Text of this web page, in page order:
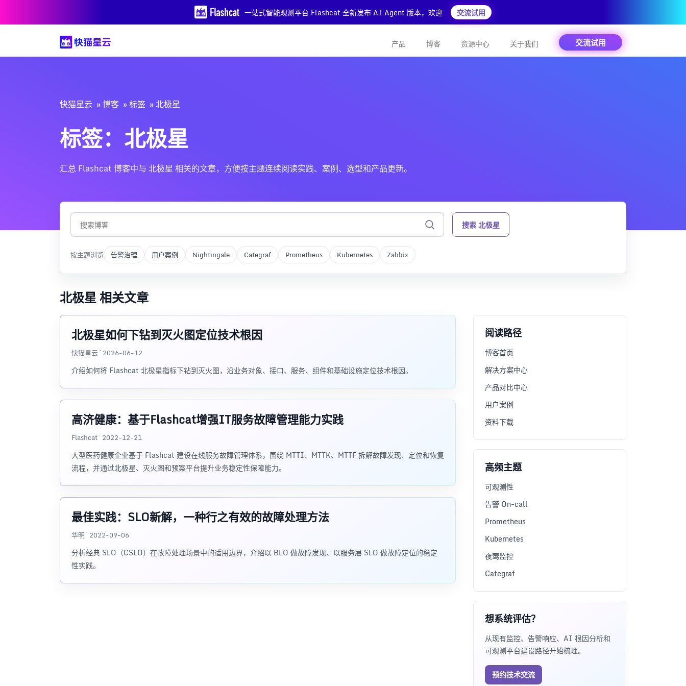
一站式智能观测平台 Flashcat 全新发布 AI Agent 版本，欢迎 交流试用
产品 博客 资源中心 关于我们 交流试用
快猫星云 博客 标签 北极星
标签：北极星
汇总 Flashcat 博客中与 北极星 相关的文章，方便按主题连续阅读实践、案例、选型和产品更新。
搜索 北极星
按主题浏览 告警治理 用户案例 Nightingale Categraf Prometheus Kubernetes Zabbix
北极星 相关文章
北极星如何下钻到灭火图定位技术根因
快猫星云 · 2026-06-12
介绍如何将 Flashcat 北极星指标下钻到灭火图，沿业务对象、接口、服务、组件和基础设施定位技术根因。
高济健康：基于Flashcat增强IT服务故障管理能力实践
Flashcat · 2022-12-21
大型医药健康企业基于 Flashcat 建设在线服务故障管理体系，围绕 MTTI、MTTK、MTTF 拆解故障发现、定位和恢复
流程，并通过北极星、灭火图和预案平台提升业务稳定性保障能力。
最佳实践：SLO新解，一种行之有效的故障处理方法
华明 · 2022-09-06
分析经典 SLO（CSLO）在故障处理场景中的适用边界，介绍以 BLO 做故障发现、以服务层 SLO 做故障定位的稳定
性实践。
阅读路径
博客首页
解决方案中心
产品对比中心
用户案例
资料下载
高频主题
可观测性
告警 On-call
Prometheus
Kubernetes
夜莺监控
Categraf
想系统评估？
从现有监控、告警响应、AI 根因分析和
可观测平台建设路径开始梳理。
预约技术交流